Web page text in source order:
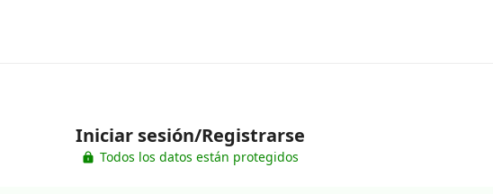
Iniciar sesión/Registrarse
Todos los datos están protegidos